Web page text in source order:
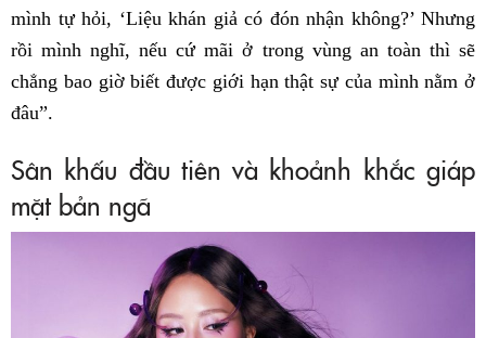
mình tự hỏi, ‘Liệu khán giả có đón nhận không?’ Nhưng
rồi mình nghĩ, nếu cứ mãi ở trong vùng an toàn thì sẽ
chẳng bao giờ biết được giới hạn thật sự của mình nằm ở
đâu”.
Sân khấu đầu tiên và khoảnh khắc giáp
mặt bản ngã